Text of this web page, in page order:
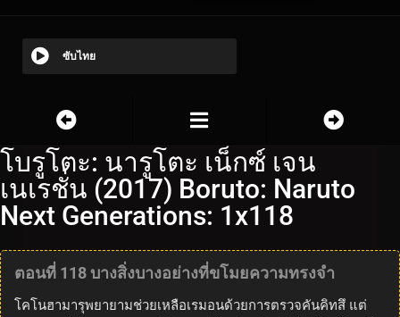
ซับไทย
โบรูโตะ: นารูโตะ เน็กซ์ เจน
เนเรชั่น (2017) Boruto: Naruto
Next Generations: 1x118
ตอนที่ 118 บางสิ่งบางอย่างที่ขโมยความทรงจำ
โคโนฮามารุพยายามช่วยเหลือเรมอนด้วยการตรวจคันคิทสึ แต่